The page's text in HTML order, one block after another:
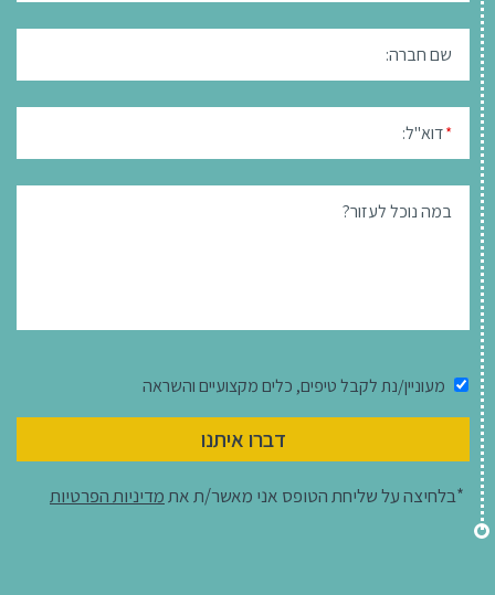
שם חברה:
*דוא"ל:
במה נוכל לעזור?
מעוניין/נת לקבל טיפים, כלים מקצועיים והשראה
דברו איתנו
*בלחיצה על שליחת הטופס אני מאשר/ת אתמדיניות הפרטיות